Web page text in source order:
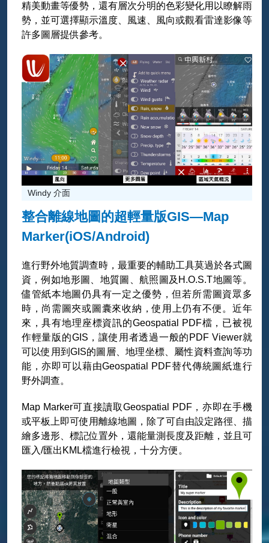
精美動畫等優勢，還有層次分明的色彩變化用以瞭解雨
勢，並可選擇顯示溫度、風速、風向或觀看雷達影像等
許多圖層提供參考。
Windy 介面
整合離線地圖的超輕量版GIS—Map
Marker(iOS/Android)
進行野外地質調查時，最重要的輔助工具莫過於各式圖
資，例如地形圖、地質圖、航照圖及H.O.S.T地圖等。
儘管紙本地圖仍具有一定之優勢，但若所需圖資眾多
時，尚需圖夾或圖囊來收納，使用上仍有不便。近年
來，具有地理座標資訊的Geospatial PDF檔，已被視
作輕量版的GIS，讓使用者透過一般的PDF Viewer就
可以使用到GIS的圖層、地理坐標、屬性資料查詢等功
能，亦即可以藉由Geospatial PDF替代傳統圖紙進行
野外調查。
Map Marker可直接讀取Geospatial PDF，亦即在手機
或平板上即可使用離線地圖，除了可自由設定路徑、描
繪多邊形、標記位置外，還能量測長度及距離，並且可
匯入/匯出KML檔進行檢視，十分方便。